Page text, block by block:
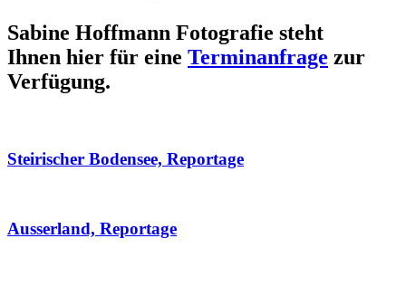
Sabine Hoffmann Fotografie steht
Ihnen hier für eine Terminanfrage zur
Verfügung.
Steirischer Bodensee, Reportage
Ausserland, Reportage